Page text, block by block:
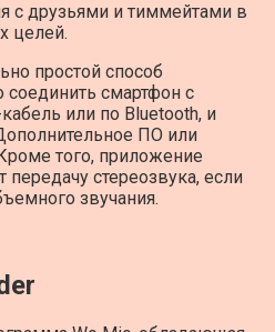
с друзьями и тиммейтами в
целей.
простой способ
соединить смартфон с
или по Bluetooth, и
ПО или
того, приложение
стереозвука, если
звучания.